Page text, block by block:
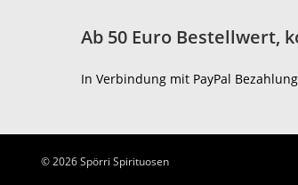
Ab 50 Euro Bestellwert,
In Verbindung mit PayPal
© 2026 Spörri Spirituosen